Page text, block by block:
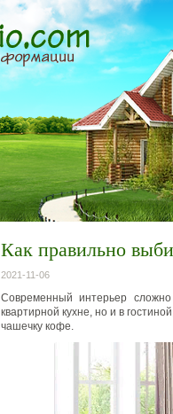
Как правильно
2021-11-06
Современный интерьер
квартирной кухне, но и в
чашечку кофе.